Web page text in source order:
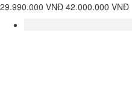
29.990.000 VNĐ 42.000.000 VNĐ